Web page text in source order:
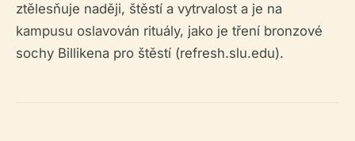
ztělesňuje naději, štěstí a vytrvalost a je na
kampusu oslavován rituály, jako je tření bronzové
sochy Billikena pro štěstí (refresh.slu.edu).